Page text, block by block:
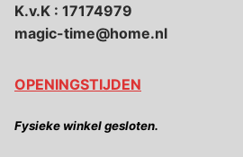
K.v.K : 17174979
magic-time@home.nl
OPENINGSTIJDEN
Fysieke winkel gesloten.